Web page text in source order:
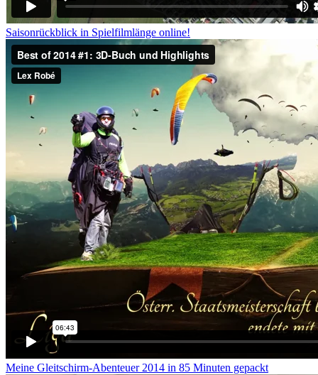
Saisonrückblick in Spielfilmlänge online!
Meine Gleitschirm-Abenteuer 2014 in 85 Minuten gepackt